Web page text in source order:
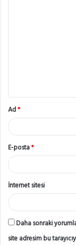
Ad*
E-posta*
İnternet sitesi
Daha sonraki
site adresim bu